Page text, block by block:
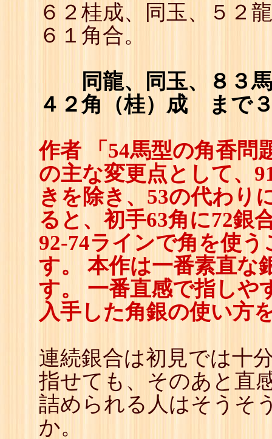
６２桂成、同玉、５２
６１角合。
同龍、同玉、８３
４２角（桂）成 まで
作者 「54馬型の角香問
の主な変更点として、
きを除き、53の代わり
ると、初手63角に72銀
92-74ラインで角を使
す。 本作は一番素直な
す。 一番直感で指しや
入手した角銀の使い方
連続銀合は初見では十
指せても、そのあと直
詰められる人はそうそ
か。